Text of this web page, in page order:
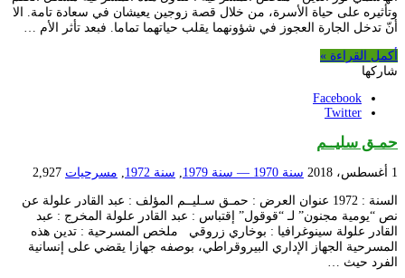
وتأثيره على حياة الأسرة، من خلال قصة زوجين يعيشان في سعادة تامة. الا
أنّ تدخل الجارة العجوز في شؤونهما يقلب حياتهما تماما. فبعد تأثر الأم …
أكمل القراءة »
شاركها
Facebook
Twitter
حمـق سليــم
1 أغسطس، 2018 سنة 1970 — سنة 1979 , سنة 1972 , مسرحيات 2,927
السنة : 1972 عنوان العرض : حمـق سـليــم المؤلف : عبد القادر علولة عن
نص “يومية مجنون” لـ “قوقول” إقتباس : عبد القادر علولة المخرج : عبد
القادر علولة سينوغرافيا : بوخاري زروقي ملخص المسرحية : تدين هذه
المسرحية الجهاز الإداري البيروقراطي، بوصفه جهازا يقضي على إنسانية
الفرد حيث …